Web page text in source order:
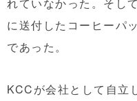
れていなかった。そし
に送付したコーヒーパ
であった。
KCCが会社として自立